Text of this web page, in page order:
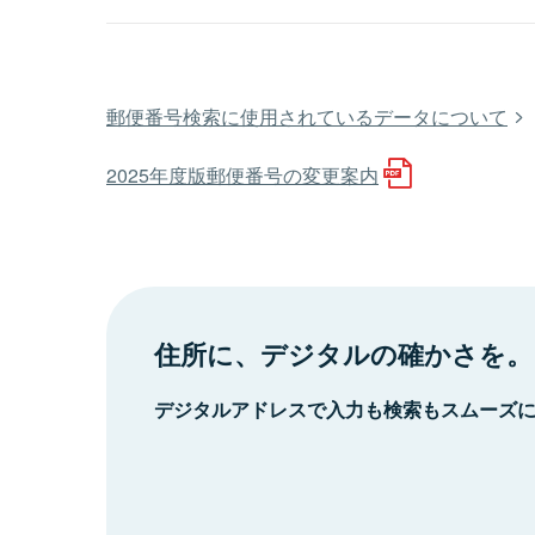
郵便番号検索に使用されているデータについて
2025年度版郵便番号の変更案内
住所に、デジタルの確かさを。
デジタルアドレスで入力も検索もスムーズ